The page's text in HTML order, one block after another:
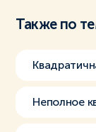
Также по
Неполное